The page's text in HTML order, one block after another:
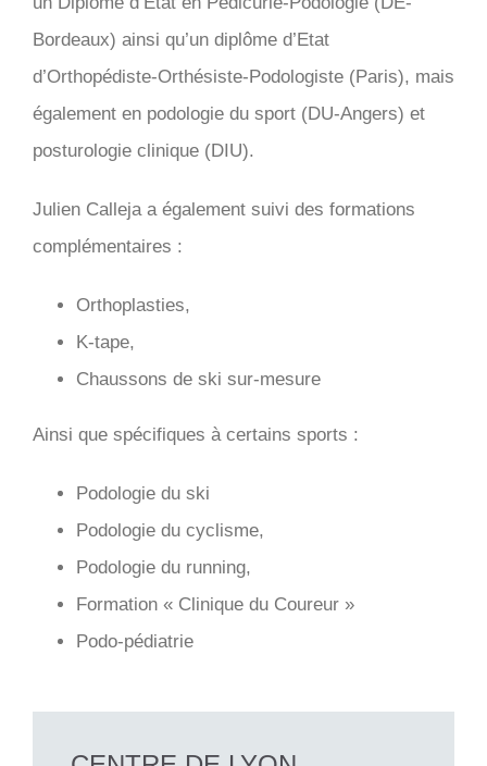
Bordeaux) ainsi qu’un diplôme d’Etat
d’Orthopédiste-Orthésiste-Podologiste (Paris), mais
également en podologie du sport (DU-Angers) et
posturologie clinique (DIU).
Julien Calleja a également suivi des formations
complémentaires :
Orthoplasties,
K-tape,
Chaussons de ski sur-mesure
Ainsi que spécifiques à certains sports :
Podologie du ski
Podologie du cyclisme,
Podologie du running,
Formation « Clinique du Coureur »
Podo-pédiatrie